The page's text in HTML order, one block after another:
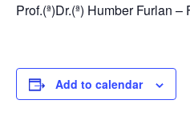
Prof.(ª)Dr.(ª) Humber Furlan –
Add to calendar